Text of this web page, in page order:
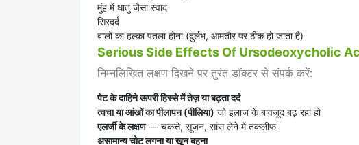
मुंह में धातु जैसा स्वाद
सिरदर्द
बालों का हल्का पतला होना (दुर्लभ, आमतौर पर ठीक हो जाता है)
Serious Side Effects Of Ursodeoxycholic
निम्नलिखित लक्षण दिखने पर तुरंत डॉक्टर से संपर्क करें:
पेट के दाहिने ऊपरी हिस्से में तेज़ या बढ़ता दर्द
त्वचा या आंखों का पीलापन (पीलिया) जो इलाज के बावजूद बढ़ रहा हो
एलर्जी के लक्षण— चकत्ते, सूजन, सांस लेने में तकलीफ
असामान्य चोट लगना या खून बहना